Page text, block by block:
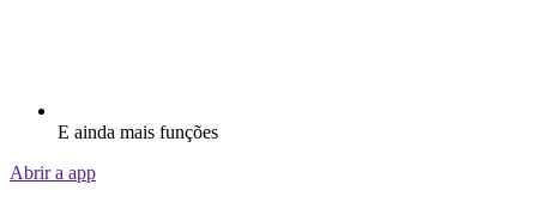
E ainda mais funções
Abrir a app